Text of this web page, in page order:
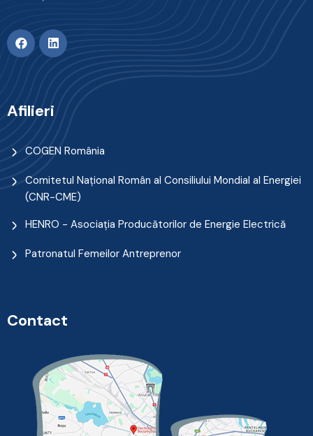
Afilieri
COGEN România
Comitetul Naţional Român al Consiliului Mondial al Energiei
(CNR-CME)
HENRO - Asociația Producătorilor de Energie Electrică
Patronatul Femeilor Antreprenor
Contact